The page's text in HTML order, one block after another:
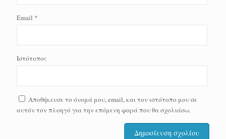
Email *
Ιστότοπος
Αποθήκευσε το όνομά μου, email, και τον ιστότοπο μου σε
αυτόν τον πλοηγό για την επόμενη φορά που θα σχολιάσω.